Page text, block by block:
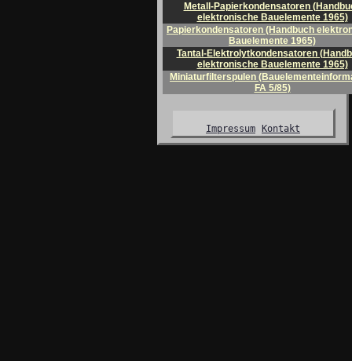
Metall-Papierkondensatoren
elektronische Bauelemente 1965)
Papierkondensatoren (Handbuch
Bauelemente 1965)
Tantal-Elektrolytkondensatoren
elektronische Bauelemente 1965)
Miniaturfilterspulen
FA 5/85)
Impressum Kontakt